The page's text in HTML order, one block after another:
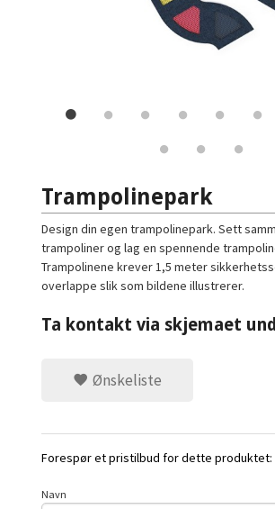
Trampolinepark
Design din egen trampolinepark. Sett
trampoliner og lag en spennende
Trampolinene krever 1,5 meter
overlappe slik som bildene illustrerer.
Ta kontakt via skjemaet
Ønskeliste
Forespør et pristilbud for dette produktet:
Navn